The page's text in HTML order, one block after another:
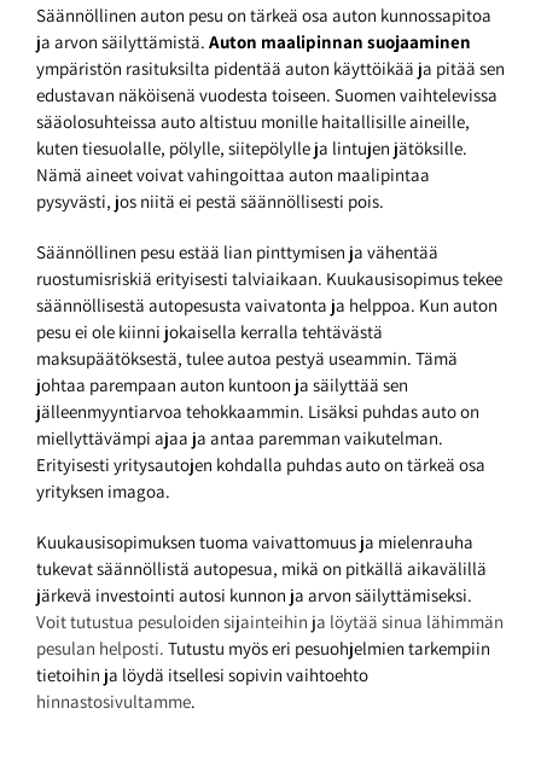
Säännöllinen auton pesu on tärkeä osa auton kunnossapitoa
ja arvon säilyttämistä. Auton maalipinnan suojaaminen
ympäristön rasituksilta pidentää auton käyttöikää ja pitää sen
edustavan näköisenä vuodesta toiseen. Suomen vaihtelevissa
sääolosuhteissa auto altistuu monille haitallisille aineille,
kuten tiesuolalle, pölylle, siitepölylle ja lintujen jätöksille.
Nämä aineet voivat vahingoittaa auton maalipintaa
pysyvästi, jos niitä ei pestä säännöllisesti pois.
Säännöllinen pesu estää lian pinttymisen ja vähentää
ruostumisriskiä erityisesti talviaikaan. Kuukausisopimus tekee
säännöllisestä autopesusta vaivatonta ja helppoa. Kun auton
pesu ei ole kiinni jokaisella kerralla tehtävästä
maksupäätöksestä, tulee autoa pestyä useammin. Tämä
johtaa parempaan auton kuntoon ja säilyttää sen
jälleenmyyntiarvoa tehokkaammin. Lisäksi puhdas auto on
miellyttävämpi ajaa ja antaa paremman vaikutelman.
Erityisesti yritysautojen kohdalla puhdas auto on tärkeä osa
yrityksen imagoa.
Kuukausisopimuksen tuoma vaivattomuus ja mielenrauha
tukevat säännöllistä autopesua, mikä on pitkällä aikavälillä
järkevä investointi autosi kunnon ja arvon säilyttämiseksi.
Voit tutustua pesuloiden sijainteihin ja löytää sinua lähimmän
pesulan helposti. Tutustu myös eri pesuohjelmien tarkempiin
tietoihin ja löydä itsellesi sopivin vaihtoehto
hinnastosivultamme.